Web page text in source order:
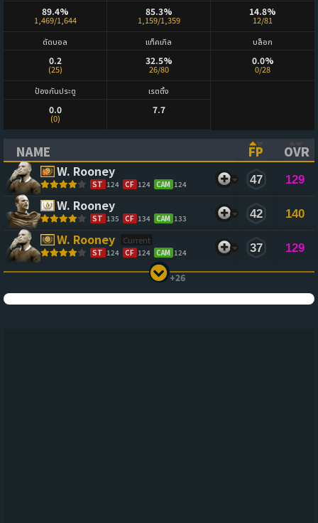
89.4%
1,469/1,644
85.3%
1,159/1,359
14.8%
12/81
ตัดบอล
0.2
(25)
แท็คเกิล
32.5%
26/80
บล็อก
0.0%
0/28
ป้องกันประตู
0.0
(0)
เรตติ้ง
7.7
NAME
(CLICK TO SORT ASCENDING)
FP
OVR
W. Rooney
ST 124 CF 124 CAM 124 47 129
W. Rooney
ST 135 CF 134 CAM 133 42 140
W. Rooney
ST 124 CF 124 CAM 124 37 129
+26